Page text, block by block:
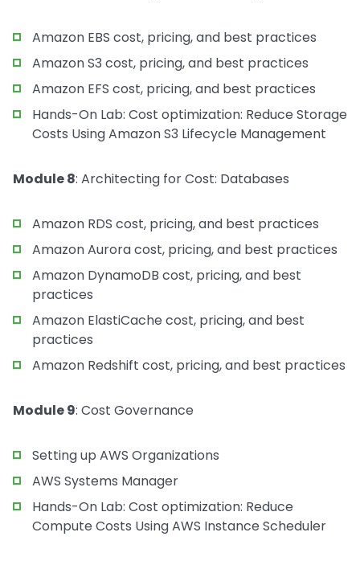
Amazon EBS cost, pricing, and best practices
Amazon S3 cost, pricing, and best practices
Amazon EFS cost, pricing, and best practices
Hands-On Lab: Cost optimization: Reduce Storage
Costs Using Amazon S3 Lifecycle Management
Module 8: Architecting for Cost: Databases
Amazon RDS cost, pricing, and best practices
Amazon Aurora cost, pricing, and best practices
Amazon DynamoDB cost, pricing, and best
practices
Amazon ElastiCache cost, pricing, and best
practices
Amazon Redshift cost, pricing, and best practices
Module 9: Cost Governance
Setting up AWS Organizations
AWS Systems Manager
Hands-On Lab: Cost optimization: Reduce
Compute Costs Using AWS Instance Scheduler